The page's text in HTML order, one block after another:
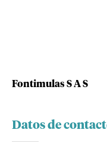
Fontimulas S A S
Datos de